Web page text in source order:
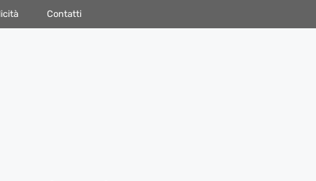
Contatti